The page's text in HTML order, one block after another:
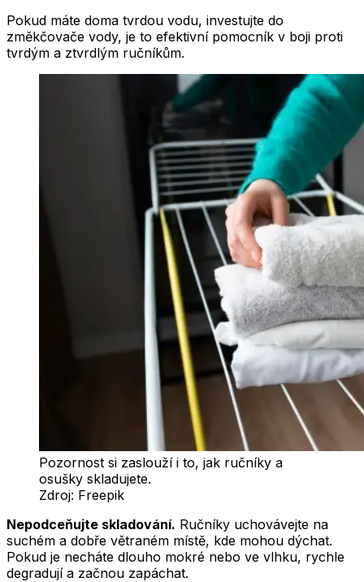
Pokud máte doma tvrdou vodu, investujte do
změkčovače vody, je to efektivní pomocník v boji proti
tvrdým a ztvrdlým ručníkům.
Pozornost si zaslouží i to, jak ručníky a
osušky skladujete.
Zdroj: Freepik
Nepodceňujte skladování. Ručníky uchovávejte na
suchém a dobře větraném místě, kde mohou dýchat.
Pokud je necháte dlouho mokré nebo ve vlhku, rychle
degradují a začnou zapáchat.